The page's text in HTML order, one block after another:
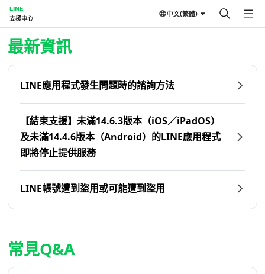
LINE
支援中心
中文(繁體)
首頁 | LINE支援中心
最新資訊
LINE應用程式發生問題時的諮詢方法
【結束支援】未滿14.6.3版本（iOS／iPadOS）
及未滿14.4.6版本（Android）的LINE應用程式
即將停止提供服務
LINE帳號遭到盜用或可能遭到盜用
常見Q&A